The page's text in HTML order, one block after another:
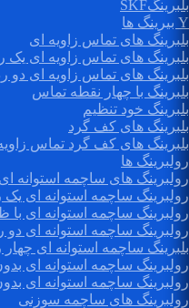
بلبرینگSKF
Y بیرینگ ها
بلبرینگ های تماس زاویه ای
بلبرینگ های تماس زاویه ای یک
بلبرینگ های تماس زاویه ای دو
بلبرینگ با چهار نقطه تماس
بلبرینگ خود تنظیم
بلبرینگ های کف گرد
بلبرینگ های کف گرد تماس
رولبرینگ ها
رولبرینگ های ساچمه استوانه ای
رولبرینگ ساچمه استوانه ای یک
رولبرینگ ساچمه استوانه ای با
رولبرینگ ساچمه استوانه ای دو
بلبرینگ ساچمه استوانه ای چهار
رولبرینگ ساچمه استوانه ای
رولبرینگ ساچمه استوانه ای
رولبرینگ های ساچمه سوزنی